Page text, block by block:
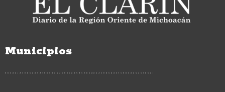
Municipios